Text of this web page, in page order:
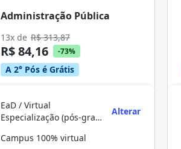
Administração Pública
13x de R$ 313,87
R$ 84,16 -73%
A 2° Pós é Grátis
EaD / Virtual
Especialização (pós-graduação)
Alterar
Campus 100% virtual